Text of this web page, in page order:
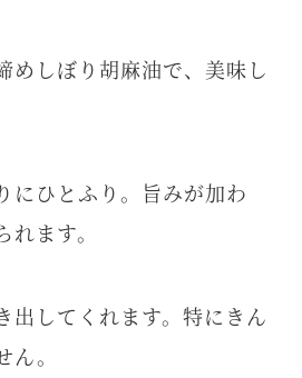
めしぼり胡麻油で、美味し
にひとふり。旨みが加わ
ます。
出してくれます。特にきん
。